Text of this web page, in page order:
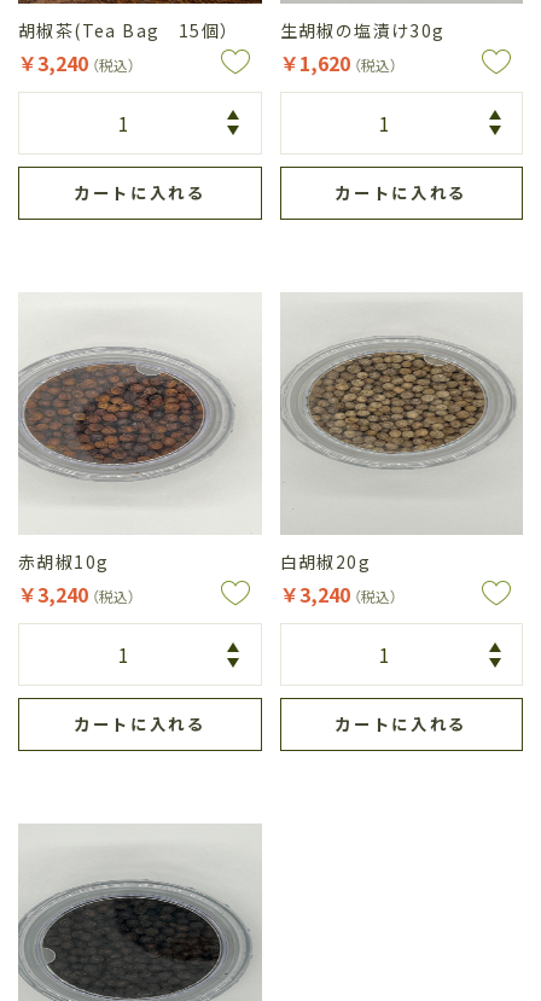
胡椒茶(Tea Bag 15個）
￥3,240 （税込）
カートに入れる
生胡椒の塩漬け30g
￥1,620（税込）
カートに入れる
赤胡椒10g
￥3,240 （税込）
カートに入れる
白胡椒20g
￥3,240（税込）
カートに入れる